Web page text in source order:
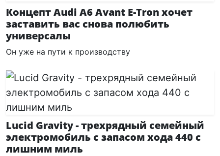
Концепт Audi A6 Avant E-Tron хочет
заставить вас снова полюбить
универсалы
Он уже на пути к производству
Lucid Gravity - трехрядный семейный
электромобиль с запасом хода 440 с
лишним миль